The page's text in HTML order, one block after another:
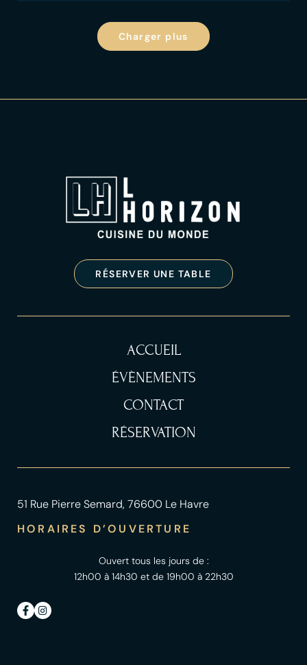
Charger plus
RÉSERVER UNE TABLE
ACCUEIL
ÉVÈNEMENTS
CONTACT
RÉSERVATION
51 Rue Pierre Semard, 76600 Le Havre
HORAIRES D’OUVERTURE
Ouvert tous les jours de :
12h00 à 14h30 et de 19h00 à 22h30